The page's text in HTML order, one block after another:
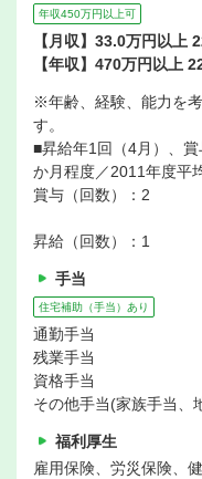
年収450万円以上可
【月収】33.0万円以上
【年収】470万円以上
※年齢、経験、能力を
す。
■昇給年1回（4月）、
か月程度／2011年度平
賞与（回数）：2
昇給（回数）：1
手当
住宅補助（手当）あり
通勤手当
残業手当
資格手当
その他手当(家族手当、
福利厚生
雇用保険、労災保険、